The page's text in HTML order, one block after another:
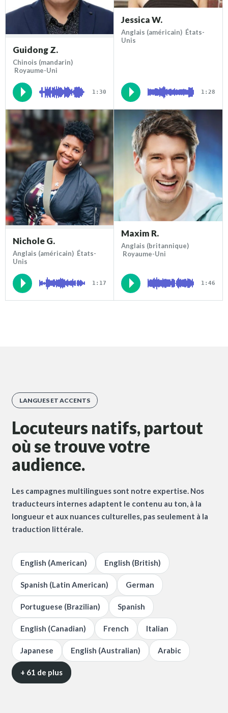
Guidong Z.
Chinois (mandarin)
Royaume-Uni
1:30
Jessica W.
Anglais (américain) États-
Unis
1:28
Nichole G.
Anglais (américain) États-
Unis
1:17
Maxim R.
Anglais (britannique)
Royaume-Uni
1:46
LANGUES ET ACCENTS
Locuteurs natifs, partout
où se trouve votre
audience.
Les campagnes multilingues sont notre expertise. Nos
traducteurs internes adaptent le contenu au ton, à la
longueur et aux nuances culturelles, pas seulement à la
traduction littérale.
English (American) English (British)
Spanish (Latin American) German
Portuguese (Brazilian) Spanish
English (Canadian) French Italian
Japanese English (Australian) Arabic
+ 61 de plus